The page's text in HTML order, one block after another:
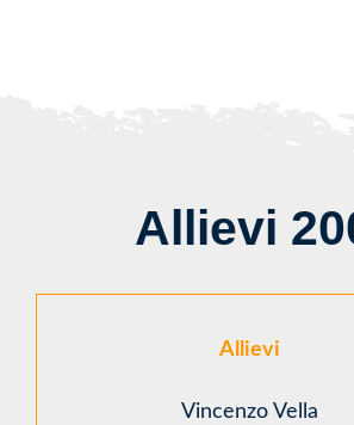
Allievi
Allievi
Vincenzo Vella